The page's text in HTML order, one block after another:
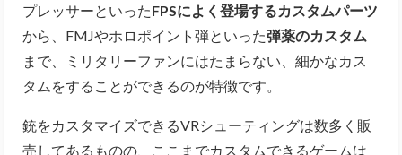
プレッサーといったFPSによく登場するカスタムパーツ
から、FMJやホロポイント弾といった弾薬のカスタム
まで、ミリタリーファンにはたまらない、細かなカス
タムをすることができるのが特徴です。
銃をカスタマイズできるVRシューティングは数多く販
売してあるものの、
ここまでカスタムできるゲームは